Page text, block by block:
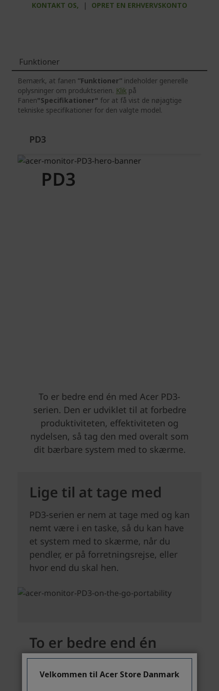
KONTAKT OS, | OPRET EN ERHVERVSKONTO
Funktioner
Bemærk, at fanen ”Funktioner” indeholder generelle
oplysninger om produktserien. Klik på
Fanen"Specifikationer" for at få vist de nøjagtige
tekniske specifikationer for den valgte model.
Velkommen til Acer Store Danmark